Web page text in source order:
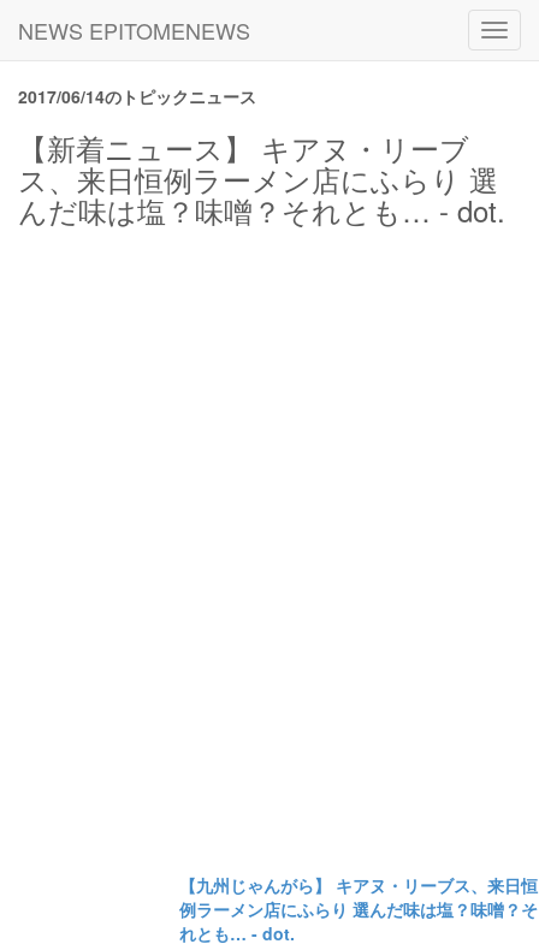
NEWS EPITOMENEWS
2017/06/14のトピックニュース
【新着ニュース】 キアヌ・リーブ
ス、来日恒例ラーメン店にふらり 選
んだ味は塩？味噌？それとも… - dot.
【九州じゃんがら】 キアヌ・リーブス、来日恒
例ラーメン店にふらり 選んだ味は塩？味噌？そ
れとも… - dot.